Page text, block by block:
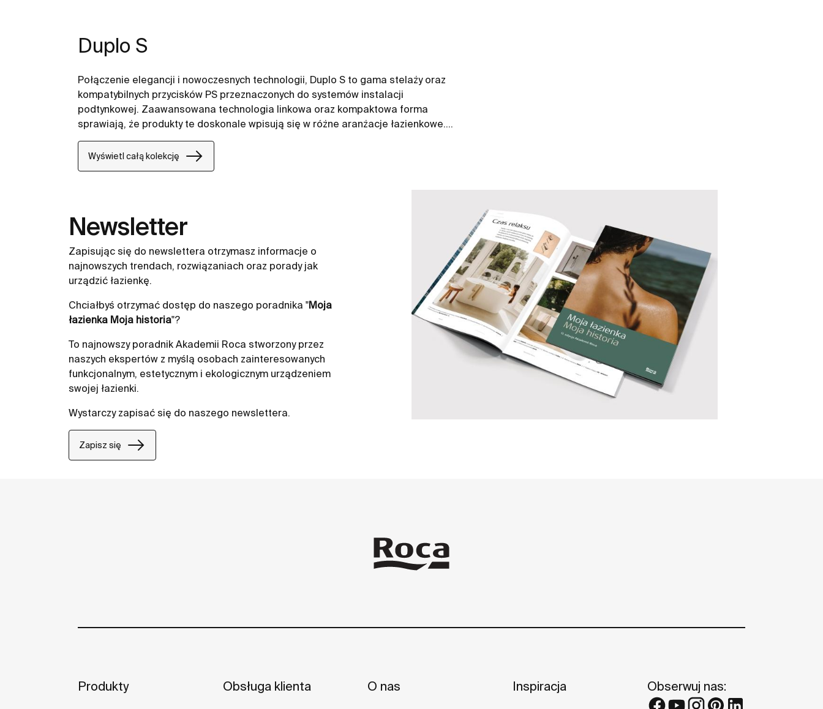
Duplo S
Połączenie elegancji i nowoczesnych technologii, Duplo S to gama stelaży oraz
kompatybilnych przycisków PS przeznaczonych do systemów instalacji
podtynkowej. Zaawansowana technologia linkowa oraz kompaktowa forma
sprawiają, że produkty te doskonale wpisują się w różne aranżacje łazienkowe.
Duplo S wyposażono w system regulacji ilości wypływającej wody, co pozwala na
jej optymalne wykorzystanie, przyczyniając się do świadomej ochrony zasobów
naturalnych. Przyciski PS dostępne w różnych stylach i wykończeniach, aby
oferują nieograniczone możliwości aranżacyjne, pozwalając na stworzenie
Wyświetl całą kolekcję
Newsletter
Zapisując się do newslettera otrzymasz informacje o
najnowszych trendach, rozwiązaniach oraz porady jak
urządzić łazienkę.
Chciałbyś otrzymać dostęp do naszego poradnika "Moja
łazienka Moja historia"?
To najnowszy poradnik Akademii Roca stworzony przez
naszych ekspertów z myślą osobach zainteresowanych
funkcjonalnym, estetycznym i ekologicznym urządzeniem
swojej łazienki.
Wystarczy zapisać się do naszego newslettera.
Zapisz się
Produkty Obsługa klienta O nas Inspiracja Obserwuj nas: